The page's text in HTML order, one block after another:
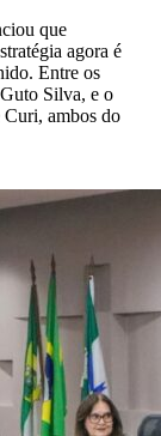
que
agora é
Entre os
Silva, e o
Curi, ambos do